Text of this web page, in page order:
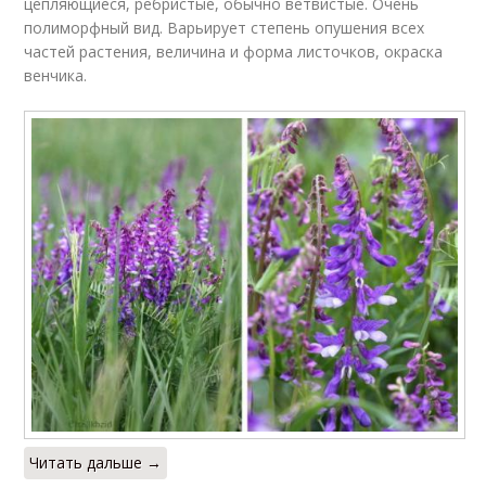
полиморфный вид. Варьирует степень опушения всех
частей растения, величина и форма листочков, окраска
венчика.
Читать дальше →